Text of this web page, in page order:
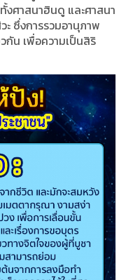
งศาสนาฮินดู และศาสนา
ซึ่งการรวมอานุภาพ
กัน เพื่อความเป็นสิริ